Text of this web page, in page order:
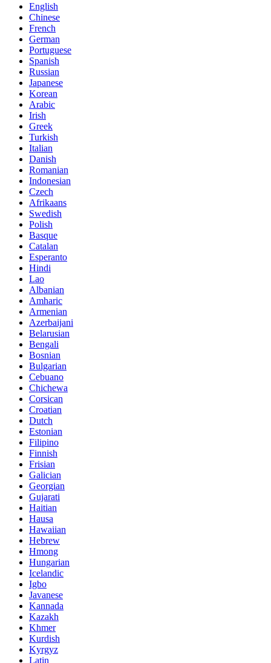
English
Chinese
French
German
Portuguese
Spanish
Russian
Japanese
Korean
Arabic
Irish
Greek
Turkish
Italian
Danish
Romanian
Indonesian
Czech
Afrikaans
Swedish
Polish
Basque
Catalan
Esperanto
Hindi
Lao
Albanian
Amharic
Armenian
Azerbaijani
Belarusian
Bengali
Bosnian
Bulgarian
Cebuano
Chichewa
Corsican
Croatian
Dutch
Estonian
Filipino
Finnish
Frisian
Galician
Georgian
Gujarati
Haitian
Hausa
Hawaiian
Hebrew
Hmong
Hungarian
Icelandic
Igbo
Javanese
Kannada
Kazakh
Khmer
Kurdish
Kyrgyz
Latin